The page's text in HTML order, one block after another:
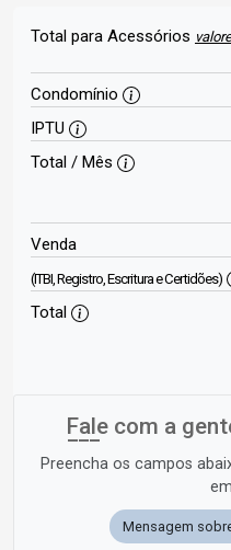
Total para Acessórios
Condomínio
IPTU
Total / Mês
Venda
(ITBI, Registro, Escritura e Certidões)
Total
Fale com a
Preencha os campos
Mensagem